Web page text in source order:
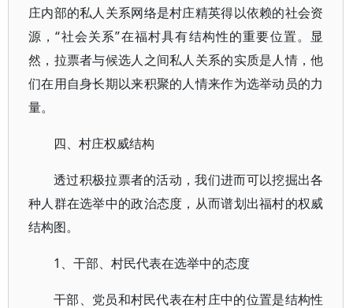
庄内部的私人关系网络是村庄精英得以依赖的社会资
源，“社会关系”在福村具有结构性的重要位置。显
然，拉票者与候选人之间私人关系的实质是人情，他
们在用自身长期以来积聚的人情来作为选举动员的力
量。
四、村庄权威结构
透过积极拉票者的活动，我们进而可以挖掘出各
种人群在选举中的政治态度，从而谱划出福村的权威
结构图。
1、干部、村民代表在选举中的态度
干部、党员和村民代表在村庄中的位置是结构性